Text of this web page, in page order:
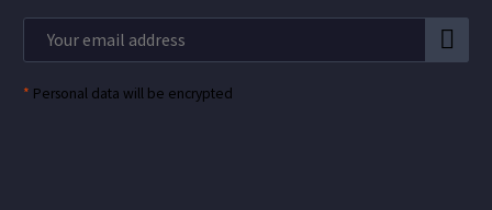
* Personal data will be encrypted